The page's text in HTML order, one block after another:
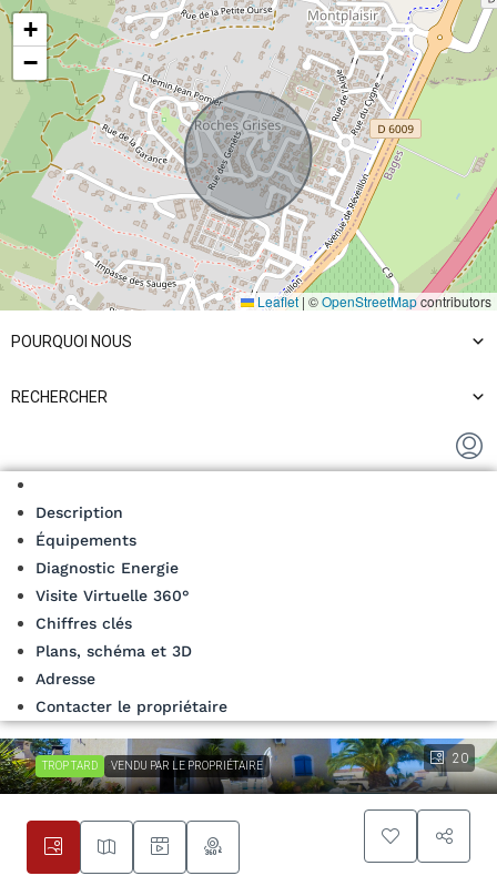
Du lundi au vendredi
BESOIN DE VENDRE ? APPELEZ-NOUS AU : +33 (0)468415921
VOS BESOINS
NOS SOLUTIONS
POURQUOI NOUS
RECHERCHER
Description
Équipements
Diagnostic Energie
Visite Virtuelle 360°
Chiffres clés
Plans, schéma et 3D
Adresse
Contacter le propriétaire
20
TROP TARD VENDU PAR LE PROPRIÉTAIRE
+
−
Leaflet | ©OpenStreetMapcontributors